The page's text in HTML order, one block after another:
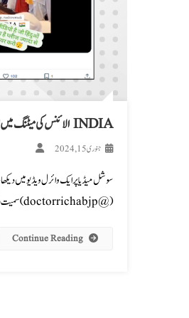
INDIA الائنس کی میٹنگ میں اذان کی آوازپر کھڑے ہوئے اپوزیشن لیڈران؟ پڑھیں، فیکٹ چیک
جنوری 15, 2024
(@doctorrichabjp) سمیت دیگر یوزرس نے ویڈیو شیئر کرکے لکھا،’کیوں ہندوؤں…اور بھی کچھ دیکھنا باقی ہے یا کافی رہے […]
Continue Reading